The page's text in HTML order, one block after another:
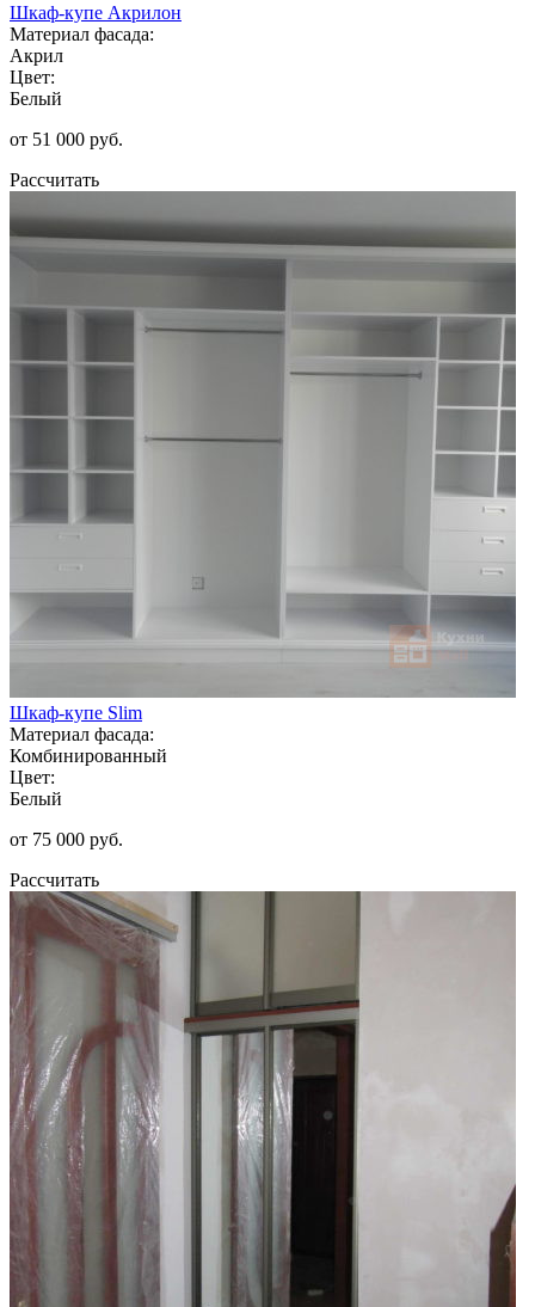
Шкаф-купе Акрилон
Материал фасада:
Акрил
Цвет:
Белый
от 51 000 руб.
Рассчитать
Шкаф-купе Slim
Материал фасада:
Комбинированный
Цвет:
Белый
от 75 000 руб.
Рассчитать